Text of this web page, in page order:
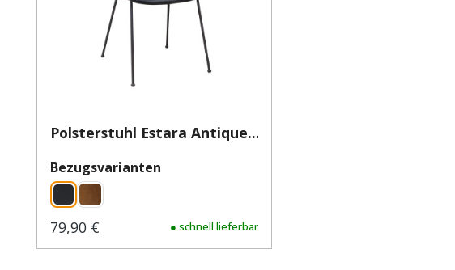
Polsterstuhl Estara Antique...
Bezugsvarianten
Regulärer Preis:
79,90 € ● schnell lieferbar